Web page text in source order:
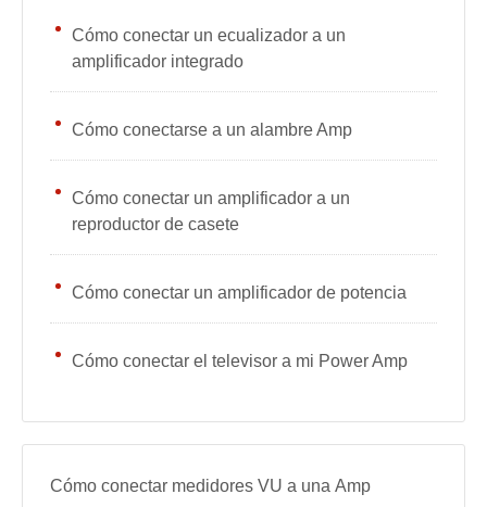
Cómo conectar un ecualizador a un
amplificador integrado
Cómo conectarse a un alambre Amp
Cómo conectar un amplificador a un
reproductor de casete
Cómo conectar un amplificador de potencia
Cómo conectar el televisor a mi Power Amp
Cómo conectar medidores VU a una Amp